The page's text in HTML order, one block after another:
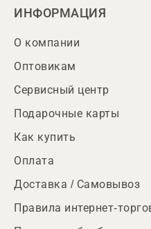
ИНФОРМАЦИЯ
О компании
Оптовикам
Сервисный центр
Подарочные карты
Как купить
Оплата
Доставка / Самовывоз
Правила интернет-